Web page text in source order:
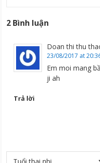
2 Bình luận
Doan thi thu
23/08/2017 at
Em moi mang
ji ah
Trả lời